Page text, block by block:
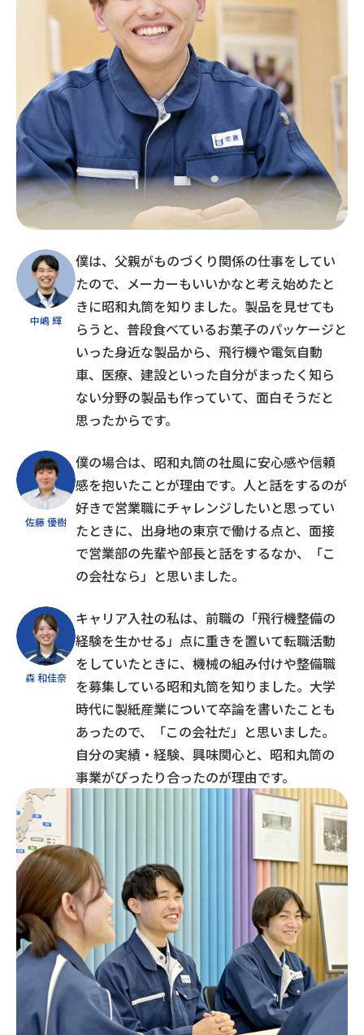
中嶋 輝
僕は、父親がものづくり関係の仕事をしてい
たので、メーカーもいいかなと考え始めたと
きに昭和丸筒を知りました。製品を見せても
らうと、普段食べているお菓子のパッケージと
いった身近な製品から、飛行機や電気自動
車、医療、建設といった自分がまったく知ら
ない分野の製品も作っていて、面白そうだと
思ったからです。
佐藤 優樹
僕の場合は、昭和丸筒の社風に安心感や信頼
感を抱いたことが理由です。人と話をするのが
好きで営業職にチャレンジしたいと思ってい
たときに、出身地の東京で働ける点と、面接
で営業部の先輩や部長と話をするなか、「こ
の会社なら」と思いました。
森 和佳奈
キャリア入社の私は、前職の「飛行機整備の
経験を生かせる」点に重きを置いて転職活動
をしていたときに、機械の組み付けや整備職
を募集している昭和丸筒を知りました。大学
時代に製紙産業について卒論を書いたことも
あったので、「この会社だ」と思いました。
自分の実績・経験、興味関心と、昭和丸筒の
事業がぴったり合ったのが理由です。